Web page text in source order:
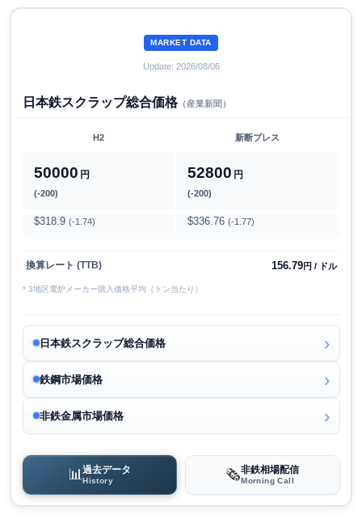
MARKET DATA
Update: 2026/08/06
日本鉄スクラップ総合価格（産業新聞）
H2 新断プレス
50000 円
(-200)
52800 円
(-200)
$318.9 (-1.74) $336.76 (-1.77)
換算レート (TTB) 156.79円 / ドル
* 3地区電炉メーカー購入価格平均（トン当たり）
日本鉄スクラップ総合価格
鉄鋼市場価格
非鉄金属市場価格
📊過去データ
History 🗞️非鉄相場配信
Morning Call